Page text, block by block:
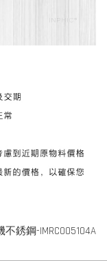
銹鋼-IMRC005104A